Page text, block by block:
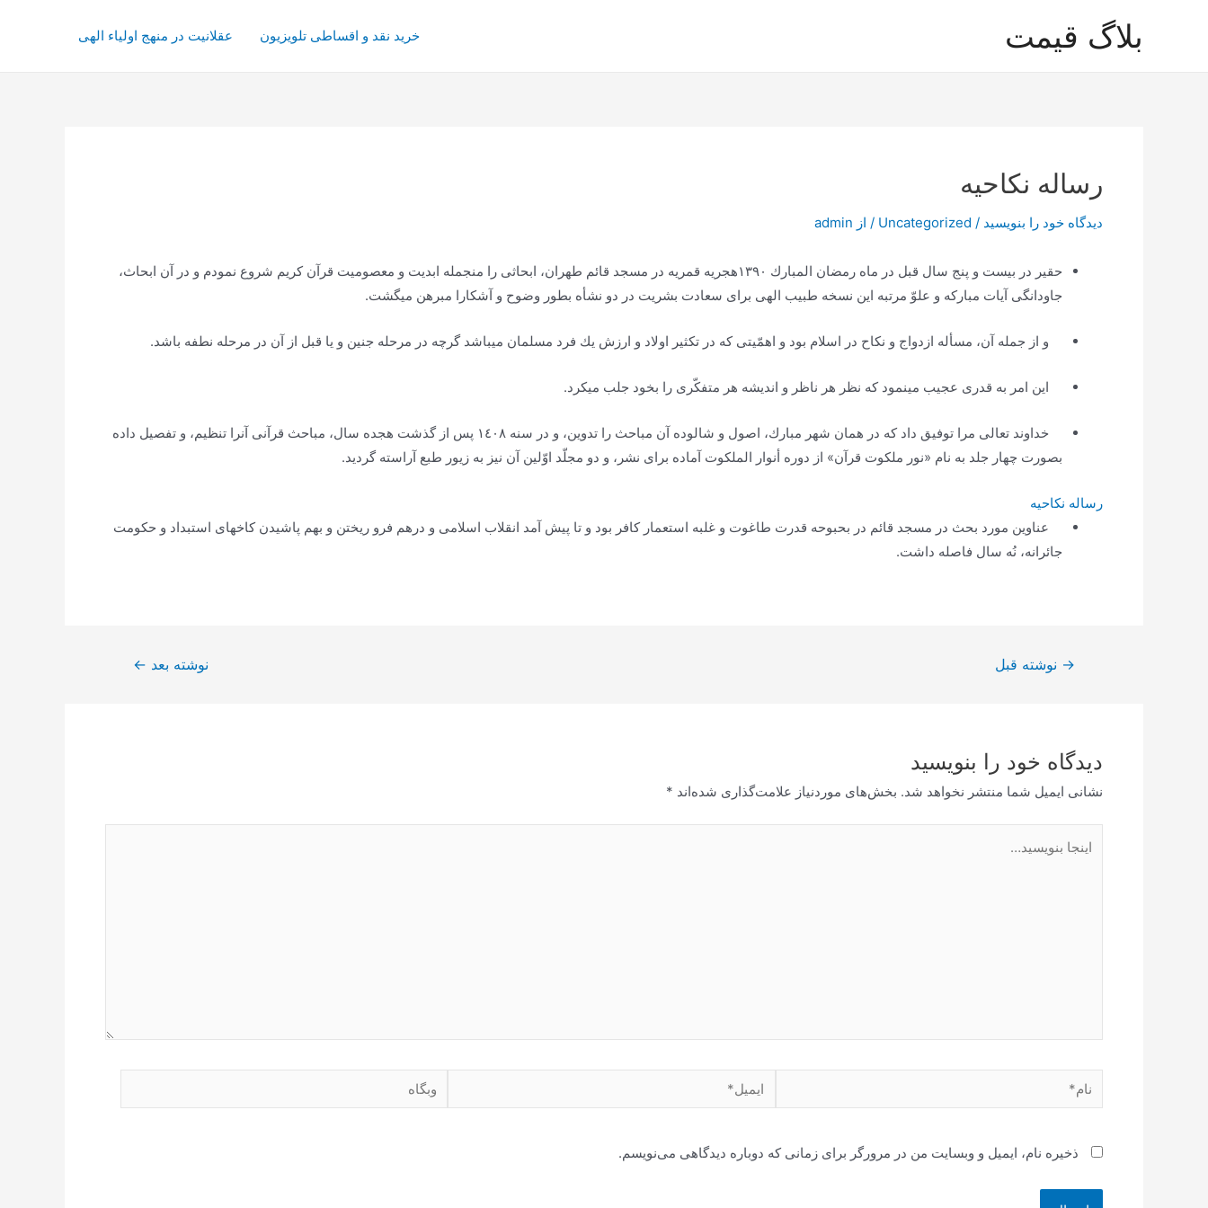
بلاگ قیمت خرید نقد و اقساطی تلویزیون عقلانیت در منهج اولیاء الهی
رساله نکاحیه
دیدگاه‌ خود را بنویسید /
Uncategorized / از admin
حقیر در بیست و پنج سال قبل در ماه رمضان المبارك ١٣٩٠هجریه قمریه در مسجد قائم طهران، ابحاثى را منجمله ابدیت و معصومیت قرآن كریم شروع نمودم و در آن ابحاث،
جاودانگى آیات مباركه و علوّ مرتبه این نسخه طبیب الهى براى سعادت بشریت در دو نشأه بطور وضوح و آشكارا مبرهن میگشت.
و از جمله آن، مسأله ازدواج و نكاح در اسلام بود و اهمّیتى كه در تكثیر اولاد و ارزش یك فرد مسلمان میباشد گرچه در مرحله جنین و یا قبل از آن در مرحله نطفه باشد.
این امر به قدرى عجیب مینمود كه نظر هر ناظر و اندیشه هر متفكّرى را بخود جلب میكرد.
خداوند تعالى مرا توفیق داد كه در همان شهر مبارك، اصول و شالوده آن مباحث را تدوین، و در سنه ١٤٠٨ پس از گذشت هجده سال، مباحث قرآنى آنرا تنظیم، و تفصیل داده
بصورت چهار جلد به نام‌ «نور ملکوت قرآن» از دوره‌ أنوار الملکوت‌ آماده براى نشر، و دو مجلّد اوّلین آن نیز به زیور طبع آراسته گردید.
رساله نکاحیه
عناوین مورد بحث در مسجد قائم در بحبوحه قدرت طاغوت و غلبه استعمار كافر بود و تا پیش آمد انقلاب اسلامى و درهم فرو ریختن و بهم پاشیدن كاخهاى استبداد و حكومت
جائرانه، نُه سال فاصله داشت.
راهبری
→ نوشته قبل نوشته بعد ←
دیدگاه‌ خود را بنویسید
نشانی ایمیل شما منتشر نخواهد شد. بخش‌های موردنیاز علامت‌گذاری شده‌اند *
بنویسید…
نام* ایمیل* وبگاه
ذخیره نام، ایمیل و وبسایت من در مرورگر برای زمانی که دوباره دیدگاهی می‌نویسم.